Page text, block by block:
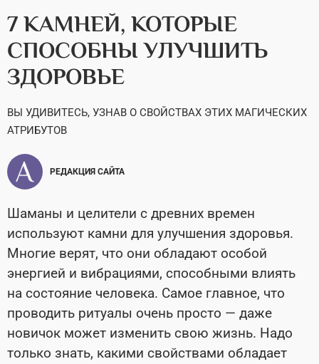
7 КАМНЕЙ, КОТОРЫЕ
СПОСОБНЫ УЛУЧШИТЬ
ЗДОРОВЬЕ
ВЫ УДИВИТЕСЬ, УЗНАВ О СВОЙСТВАХ ЭТИХ МАГИЧЕСКИХ
АТРИБУТОВ
РЕДАКЦИЯ САЙТА
Шаманы и целители с древних времен
используют камни для улучшения здоровья.
Многие верят, что они обладают особой
энергией и вибрациями, способными влиять
на состояние человека. Самое главное, что
проводить ритуалы очень просто — даже
новичок может изменить свою жизнь. Надо
только знать, какими свойствами обладает